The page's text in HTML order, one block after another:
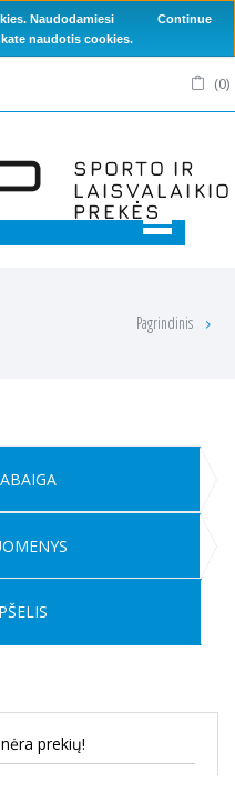
Naudodamiesi
naudotis cookies.
Continue
(0)
Pagrindinis
prekių!